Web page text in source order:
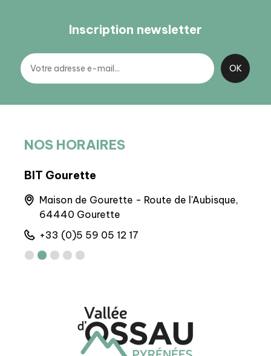
Inscription newsletter
NOS HORAIRES
BIT Gourette
Maison de Gourette - Route de l'Aubisque,
64440 Gourette
+33 (0)5 59 05 12 17